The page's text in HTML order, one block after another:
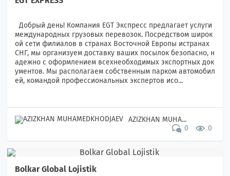
Добрый день! Компания EGT Экспресс предлагает услуги
международных грузовых перевозок. Посредством широк
ой сети филиалов в странах Восточной Европы истранах
СНГ, мы организуем доставку ваших посылок безопасно, н
адежно с оформлением всехнеобходимых экспортных док
ументов. Мы располагаем собственным парком автомобил
ей, командой профессиональных экспертов исо...
AZIZKHAN MUHA...
0
0
Bolkar Global Lojistik